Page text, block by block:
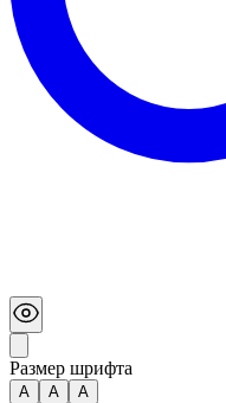
Размер шрифта
А A A